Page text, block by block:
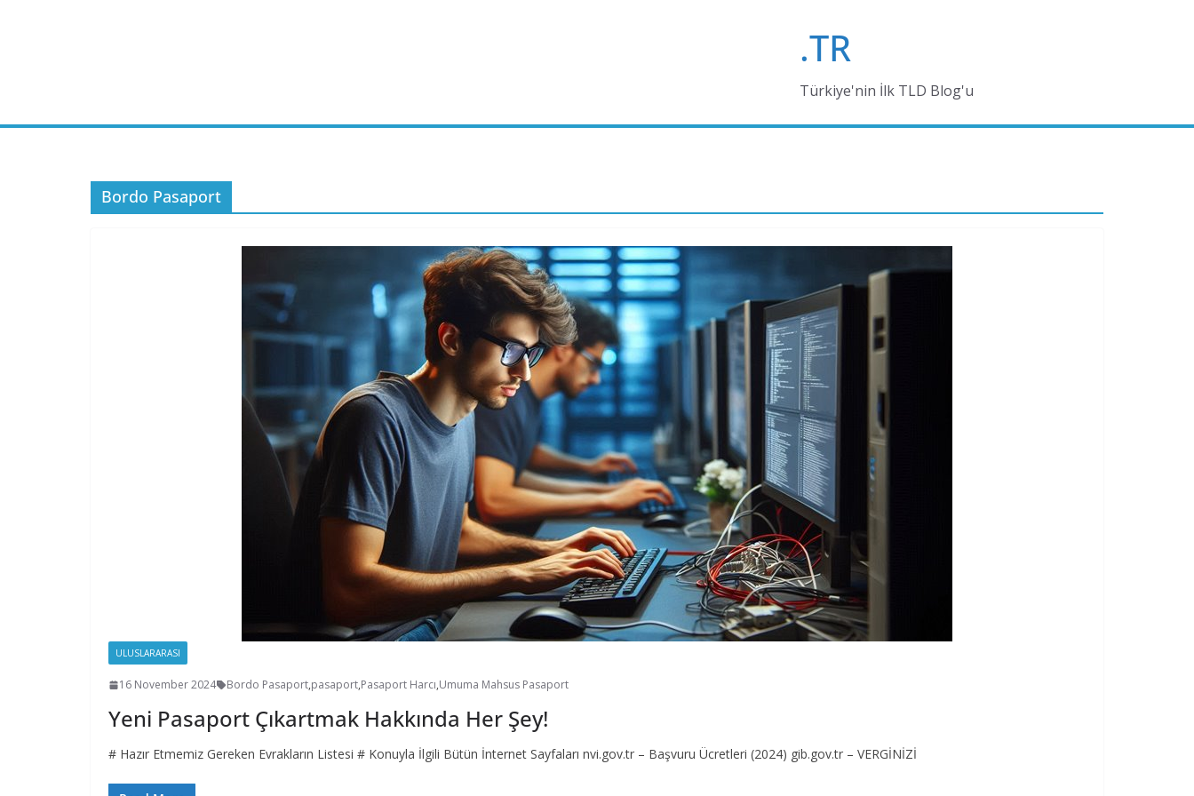
.TR
Türkiye'nin İlk TLD Blog'u
Bordo Pasaport
ULUSLARARASI
16 November 2024 Bordo Pasaport,pasaport,Pasaport Harcı,Umuma Mahsus Pasaport
Yeni Pasaport Çıkartmak Hakkında Her Şey!
# Hazır Etmemiz Gereken Evrakların Listesi # Konuyla İlgili Bütün İnternet Sayfaları nvi.gov.tr – Başvuru Ücretleri (2024) gib.gov.tr – VERGİNİZİ